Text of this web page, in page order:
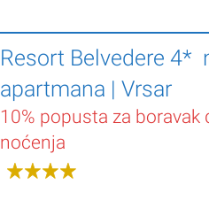
Resort Belvedere 4*
apartmana | Vrsar
10% popusta za boravak
noćenja